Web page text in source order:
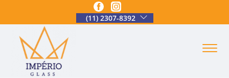
(11) 2307-8392